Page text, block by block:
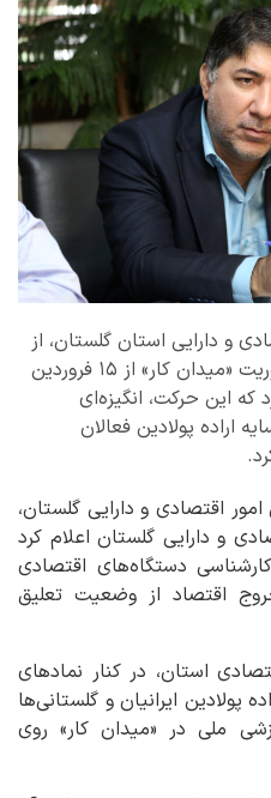
و دارایی استان گلستان، از
آغاز «ضلع سوم مقاومت» با محوریت «میدان کار» از ۱۵ فروردین
که این حرکت، انگیزه‌ای
اراده پولادین فعالان
اقتصادی و دارایی گلستان،
و دارایی گلستان اعلام کرد
دستگاه‌های اقتصادی
اقتصاد از وضعیت تعلیق
استان، در کنار نمادهای
پولادین ایرانیان و گلستانی‌ها
ملی در «میدان کار» روی